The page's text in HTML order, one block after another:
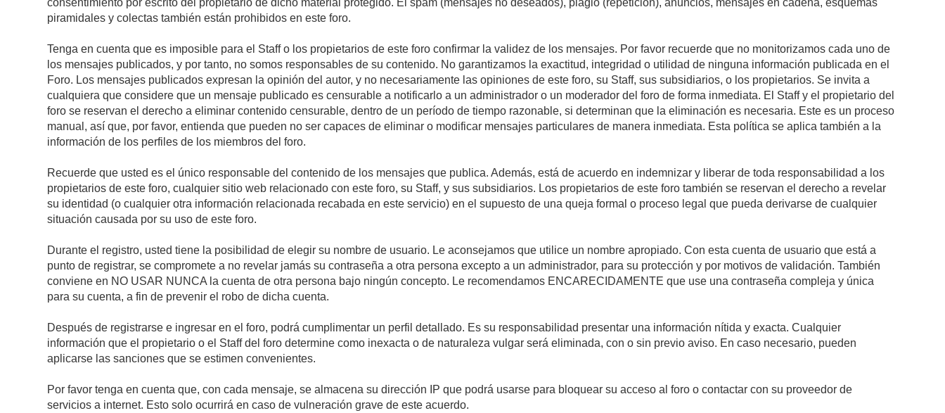
consentimiento por escrito del propietario de dicho material protegido. El spam (mensajes no deseados), plagio (repetición), anuncios, mensajes en cadena, esquemas
piramidales y colectas también están prohibidos en este foro.
Tenga en cuenta que es imposible para el Staff o los propietarios de este foro confirmar la validez de los mensajes. Por favor recuerde que no monitorizamos cada uno de
los mensajes publicados, y por tanto, no somos responsables de su contenido. No garantizamos la exactitud, integridad o utilidad de ninguna información publicada en el
Foro. Los mensajes publicados expresan la opinión del autor, y no necesariamente las opiniones de este foro, su Staff, sus subsidiarios, o los propietarios. Se invita a
cualquiera que considere que un mensaje publicado es censurable a notificarlo a un administrador o un moderador del foro de forma inmediata. El Staff y el propietario del
foro se reservan el derecho a eliminar contenido censurable, dentro de un período de tiempo razonable, si determinan que la eliminación es necesaria. Este es un proceso
manual, así que, por favor, entienda que pueden no ser capaces de eliminar o modificar mensajes particulares de manera inmediata. Esta política se aplica también a la
información de los perfiles de los miembros del foro.
Recuerde que usted es el único responsable del contenido de los mensajes que publica. Además, está de acuerdo en indemnizar y liberar de toda responsabilidad a los
propietarios de este foro, cualquier sitio web relacionado con este foro, su Staff, y sus subsidiarios. Los propietarios de este foro también se reservan el derecho a revelar
su identidad (o cualquier otra información relacionada recabada en este servicio) en el supuesto de una queja formal o proceso legal que pueda derivarse de cualquier
situación causada por su uso de este foro.
Durante el registro, usted tiene la posibilidad de elegir su nombre de usuario. Le aconsejamos que utilice un nombre apropiado. Con esta cuenta de usuario que está a
punto de registrar, se compromete a no revelar jamás su contraseña a otra persona excepto a un administrador, para su protección y por motivos de validación. También
conviene en NO USAR NUNCA la cuenta de otra persona bajo ningún concepto. Le recomendamos ENCARECIDAMENTE que use una contraseña compleja y única
para su cuenta, a fin de prevenir el robo de dicha cuenta.
Después de registrarse e ingresar en el foro, podrá cumplimentar un perfil detallado. Es su responsabilidad presentar una información nítida y exacta. Cualquier
información que el propietario o el Staff del foro determine como inexacta o de naturaleza vulgar será eliminada, con o sin previo aviso. En caso necesario, pueden
aplicarse las sanciones que se estimen convenientes.
Por favor tenga en cuenta que, con cada mensaje, se almacena su dirección IP que podrá usarse para bloquear su acceso al foro o contactar con su proveedor de
servicios a internet. Esto solo ocurrirá en caso de vulneración grave de este acuerdo.